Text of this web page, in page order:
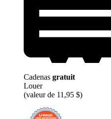
Cadenas gratuit
Louer
(valeur de 11,95 $)